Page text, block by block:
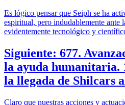
Es lógico pensar que Seiph se ha
espiritual, pero indudablemente ante
evidentemente tecnológico y
Siguiente: 677.
la ayuda humanitaria.
la llegada de Shilcars
Claro que nuestras acciones y